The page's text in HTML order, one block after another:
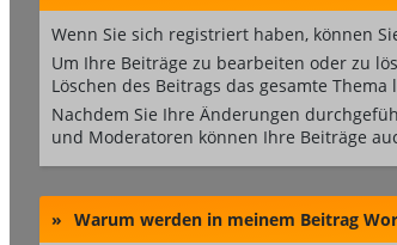
Wenn Sie sich registriert haben, können
Um Ihre Beiträge zu bearbeiten oder zu
Löschen des Beitrags das gesamte Thema
Nachdem Sie Ihre Änderungen
und Moderatoren können Ihre Beiträge
» Warum werden in meinem Beitrag